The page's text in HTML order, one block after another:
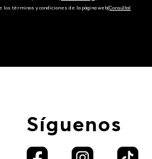
los términos y condiciones de la página web‎(Consúltal
Síguenos